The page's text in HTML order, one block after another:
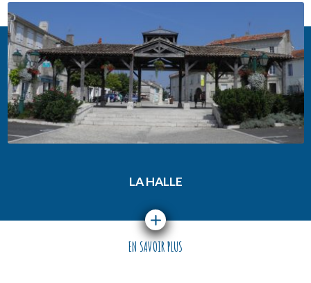
LA HALLE
EN SAVOIR PLUS